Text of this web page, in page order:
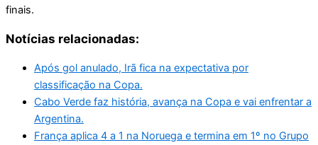
finais.
Notícias relacionadas:
Após gol anulado, Irã fica na expectativa por
classificação na Copa.
Cabo Verde faz história, avança na Copa e vai enfrentar a
Argentina.
França aplica 4 a 1 na Noruega e termina em 1º no Grupo